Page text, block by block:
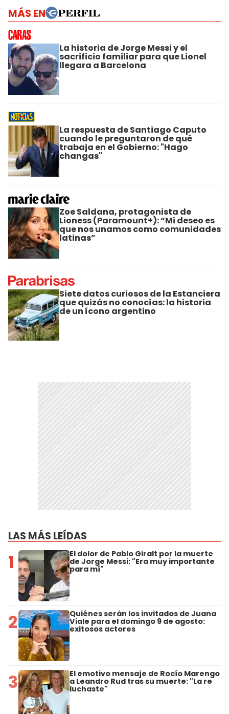
MÁS EN
La historia de Jorge Messi y el
sacrificio familiar para que Lionel
llegara a Barcelona
La respuesta de Santiago Caputo
cuando le preguntaron de qué
trabaja en el Gobierno: "Hago
changas"
Zoe Saldana, protagonista de
Lioness (Paramount+): “Mi deseo es
que nos unamos como comunidades
latinas”
Siete datos curiosos de la Estanciera
que quizás no conocías: la historia
de un ícono argentino
LAS MÁS LEÍDAS
1 El dolor de Pablo Giralt por la muerte
de Jorge Messi: "Era muy importante
para mí"
2 Quiénes serán los invitados de Juana
Viale para el domingo 9 de agosto:
exitosos actores
3 El emotivo mensaje de Rocío Marengo
a Leandro Rud tras su muerte: "La re
luchaste"